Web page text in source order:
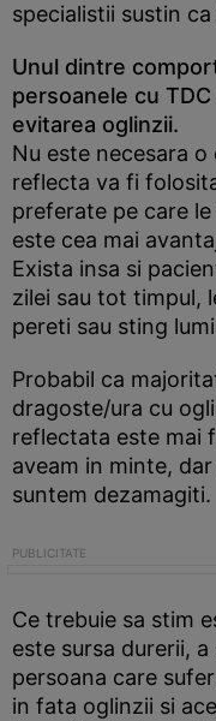
specialistii sustin
Unul dintre
persoanele cu
evitarea oglinzii.
Nu este necesara
reflecta va fi
preferate pe care
este cea mai
Exista insa si
zilei sau tot timpul,
pereti sau sting
Probabil ca
dragoste/ura cu
reflectata este mai
aveam in minte,
suntem dezamagiti.
Ce trebuie sa stim
este sursa durerii,
persoana care
in fata oglinzii si